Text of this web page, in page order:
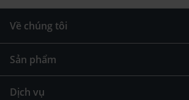
Về chúng tôi
Sản phẩm
Dịch vụ